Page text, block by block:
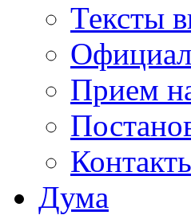
Тексты
Прием
Дума